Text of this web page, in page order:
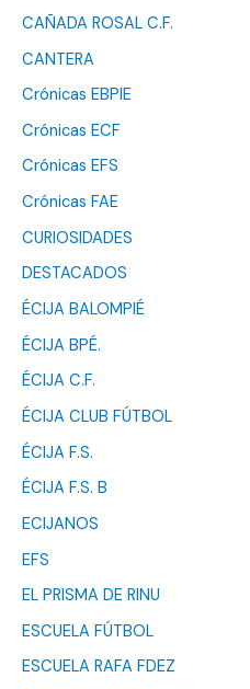
CAÑADA ROSAL C.F.
CANTERA
Crónicas EBPIE
Crónicas ECF
Crónicas EFS
Crónicas FAE
CURIOSIDADES
DESTACADOS
ÉCIJA BALOMPIÉ
ÉCIJA BPÉ.
ÉCIJA C.F.
ÉCIJA CLUB FÚTBOL
ÉCIJA F.S.
ÉCIJA F.S. B
ECIJANOS
EFS
EL PRISMA DE RINU
ESCUELA FÚTBOL
ESCUELA RAFA FDEZ